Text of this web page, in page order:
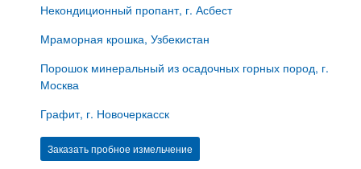
Некондиционный пропант, г. Асбест
Мраморная крошка, Узбекистан
Порошок минеральный из осадочных горных пород, г.
Москва
Графит, г. Новочеркасск
Заказать пробное измельчение